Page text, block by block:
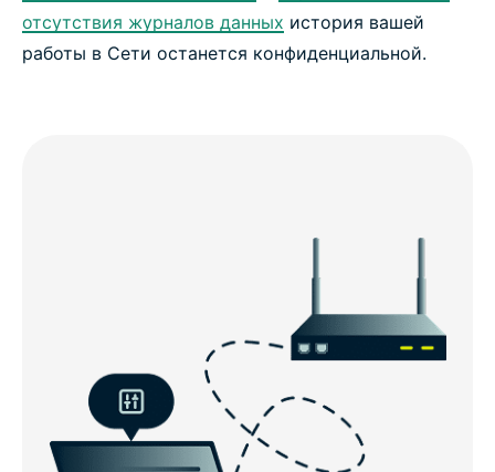
отсутствия журналов данных история вашей
работы в Сети останется конфиденциальной.